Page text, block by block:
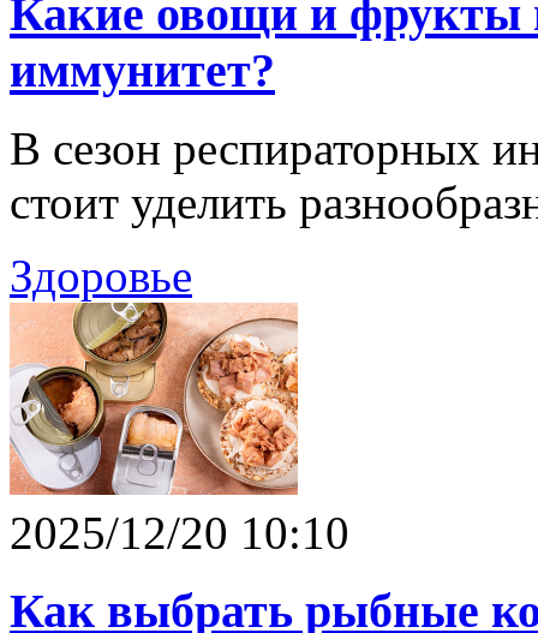
Какие овощи и фрукты
иммунитет?
В сезон респираторных
стоит уделить
Здоровье
2025/12/20 10:10
Как выбрать рыбные